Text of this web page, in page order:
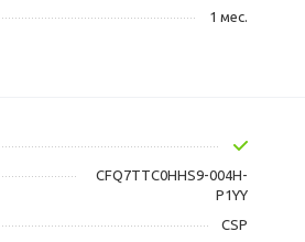
1 мес.
CFQ7TTC0HHS9-004H-
P1YY
CSP